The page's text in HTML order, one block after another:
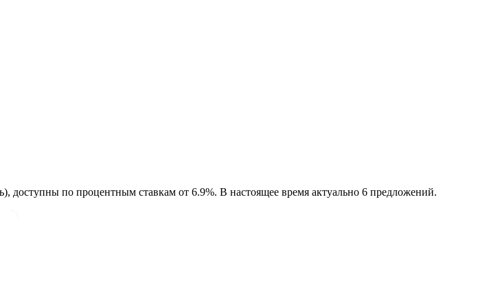
по процентным ставкам от 6.9%. В настоящее время актуально 6 предложений.